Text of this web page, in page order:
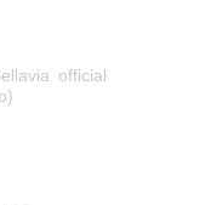
official